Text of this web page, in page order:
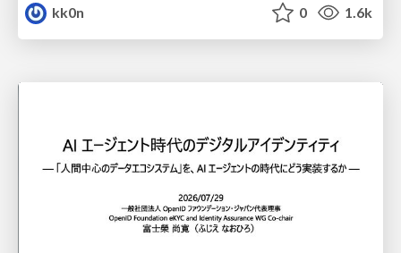
kk0n
0 1.6k